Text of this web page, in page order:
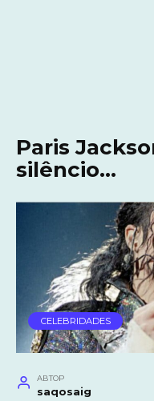
Paris
silêncio…
CELEBRIDADES
АВТОР
saqosaig